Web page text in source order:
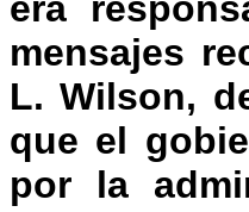
mensajes
L. Wilson,
que el
por la